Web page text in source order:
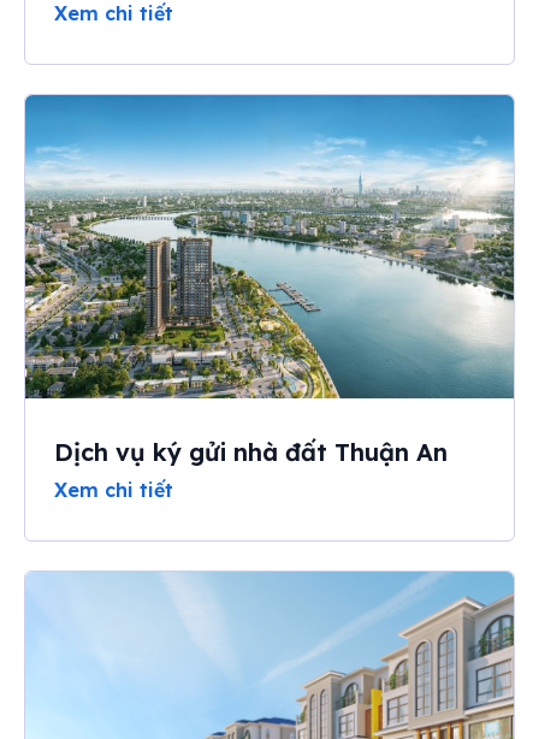
Xem chi tiết
Dịch vụ ký gửi nhà đất Thuận An
Xem chi tiết